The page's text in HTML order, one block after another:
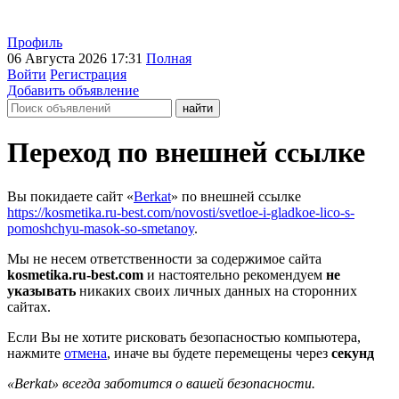
Профиль
06 Августа 2026 17:31 Полная
Войти Регистрация
Добавить объявление
Переход по внешней ссылке
Вы покидаете сайт «Berkat» по внешней ссылке
https://kosmetika.ru-best.com/novosti/svetloe-i-gladkoe-lico-s-
pomoshchyu-masok-so-smetanoy.
Мы не несем ответственности за содержимое сайта
kosmetika.ru-best.com и настоятельно рекомендуем не
указывать никаких своих личных данных на сторонних
сайтах.
Если Вы не хотите рисковать безопасностью компьютера,
нажмите отмена, иначе вы будете перемещены через секунд
«Berkat» всегда заботится о вашей безопасности.